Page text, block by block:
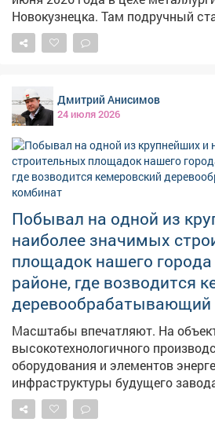
Новокузнецка. Там подручный
занимавшийся выводом
ремонт, получил термические
контроль со стороны
за ходом выполнения работ, а
нечёткое изложение требований
инструкциях по охране труда. В отношении
юридического лица и пяти
возбуждены дела об
Комиссия также разработала
направленных на устранение
случая и предотвращение
Дмитрий Анисимов
24 июля 2026
Побывал на одной из
наиболее значимых
площадок нашего
районе, где возводится
деревообрабатывающий
Масштабы впечатляют. На объекте стартовал монтаж
высокотехнологичного
оборудования и элементов
инфраструктуры будущего
устанавливают прессовый и
августе - следующий большой этап работ.